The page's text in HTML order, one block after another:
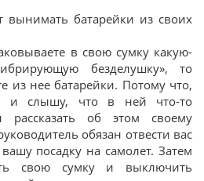
вынимать батарейки из своих
в свою сумку какую-
безделушку», то
из нее батарейки. Потому что,
и слышу, что в ней что-то
рассказать об этом своему
обязан отвести вас
посадку на самолет. Затем
свою сумку и выключить